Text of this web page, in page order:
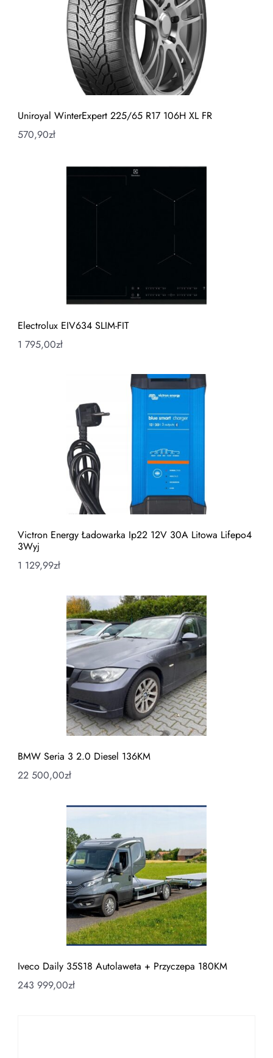
Uniroyal WinterExpert 225/65 R17 106H XL FR
570,90zł
Electrolux EIV634 SLIM-FIT
1 795,00zł
Victron Energy Ładowarka Ip22 12V 30A Litowa Lifepo4
3Wyj
1 129,99zł
BMW Seria 3 2.0 Diesel 136KM
22 500,00zł
Iveco Daily 35S18 Autolaweta + Przyczepa 180KM
243 999,00zł